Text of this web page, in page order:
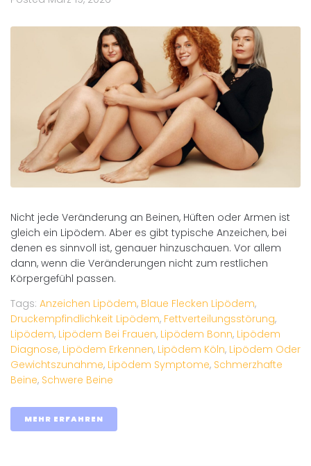
Nicht jede Veränderung an Beinen, Hüften oder Armen ist
gleich ein Lipödem. Aber es gibt typische Anzeichen, bei
denen es sinnvoll ist, genauer hinzuschauen. Vor allem
dann, wenn die Veränderungen nicht zum restlichen
Körpergefühl passen.
Tags: Anzeichen Lipödem, Blaue Flecken Lipödem,
Druckempfindlichkeit Lipödem, Fettverteilungsstörung,
Lipödem, Lipödem Bei Frauen, Lipödem Bonn, Lipödem
Diagnose, Lipödem Erkennen, Lipödem Köln, Lipödem Oder
Gewichtszunahme, Lipödem Symptome, Schmerzhafte
Beine, Schwere Beine
MEHR ERFAHREN